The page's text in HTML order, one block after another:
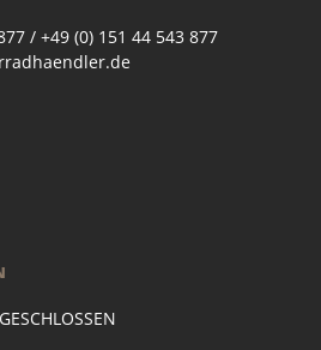
/ +49 (0) 151 44 543 877